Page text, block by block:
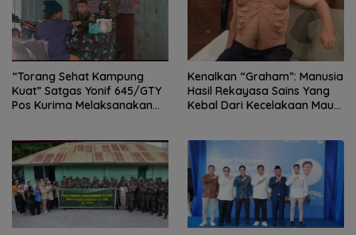
“Torang Sehat Kampung
Kuat” Satgas Yonif 645/GTY
Pos Kurima Melaksanakan
Kenalkan “Graham”: Manusia
Hasil Rekayasa Sains Yang
Kebal Dari Kecelakaan Maut